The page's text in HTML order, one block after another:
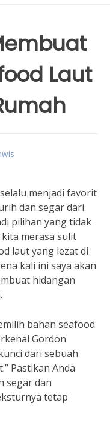
Laut
menjadi favorit
dan segar dari
pilihan yang tidak
merasa sulit
laut yang lezat di
kali ini saya akan
hidangan
bahan seafood
Gordon
dari sebuah
Pastikan Anda
segar dan
tetap